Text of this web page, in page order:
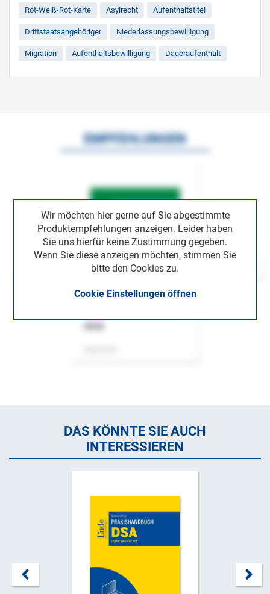
Rot-Weiß-Rot-Karte Asylrecht Aufenthaltstitel
Drittstaatsangehöriger Niederlassungsbewilligung
Migration Aufenthaltsbewilligung Daueraufenthalt
Wir möchten hier gerne auf Sie abgestimmte
Produktempfehlungen anzeigen. Leider haben
Sie uns hierfür keine Zustimmung gegeben.
Wenn Sie diese anzeigen möchten, stimmen Sie
bitte den Cookies zu.
Cookie Einstellungen öffnen
EMPFEHLUNGEN
DAS KÖNNTE SIE AUCH
INTERESSIEREN